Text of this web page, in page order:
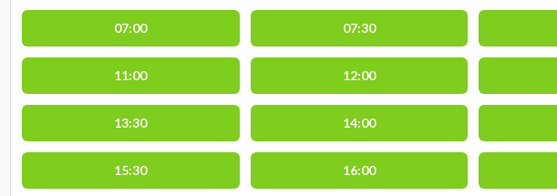
07:00 07:30
11:00 12:00
13:30 14:00
15:30 16:00